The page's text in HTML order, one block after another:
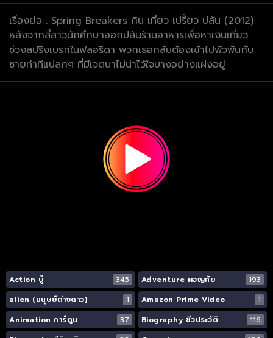
เรื่องย่อ : Spring Breakers กิน เที่ยว เปรี้ยว ปล้น (2012)
หลังจากสี่สาวนักศึกษาออกปล้นร้านอาหารเพื่อหาเงินเที่ยว
ช่วงสปริงเบรกในฟลอริดา พวกเธอกลับต้องเข้าไปพัวพันกับ
ชายท่าทีแปลกๆ ที่มีเจตนาไม่น่าไว้ใจบางอย่างแฝงอยู่
Action บู๊ 345 Adventure ผจญภัย
193
alien (มนุษย์ต่างดาว)
1 Amazon Prime Video
1
Animation การ์ตูน
37 Biography ชีวประวัติ
116